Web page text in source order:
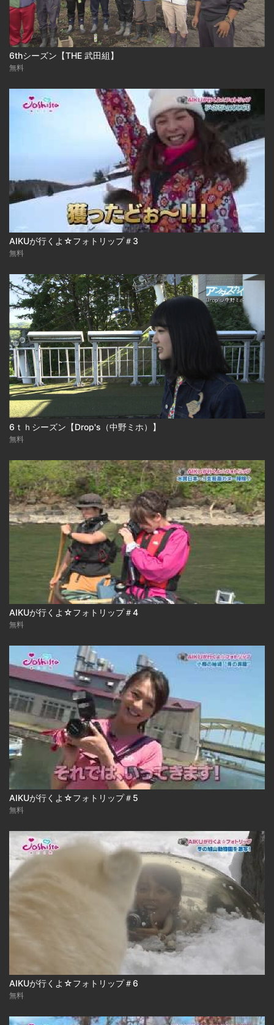
6thシーズン【THE 武田組】
無料
AIKUが行くよ☆フォトリップ＃3
無料
6ｔｈシーズン【Drop's（中野ミホ）】
無料
AIKUが行くよ☆フォトリップ＃4
無料
AIKUが行くよ☆フォトリップ＃5
無料
AIKUが行くよ☆フォトリップ＃6
無料